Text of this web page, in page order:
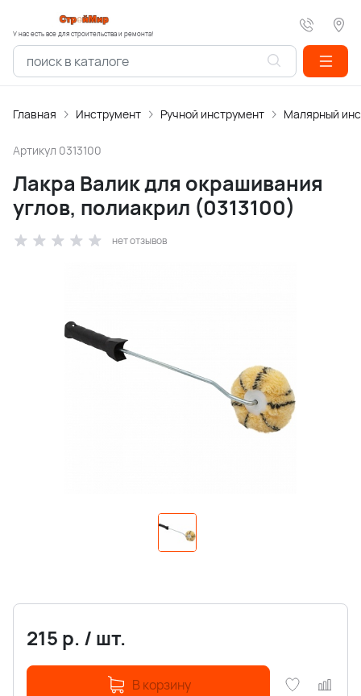
У нас есть все для строительства и ремонта!
Главная Инструмент Ручной инструмент Малярный
Артикул 0313100
Лакра Валик для окрашивания
углов, полиакрил (0313100)
нет отзывов
215 р. / шт.
В корзину